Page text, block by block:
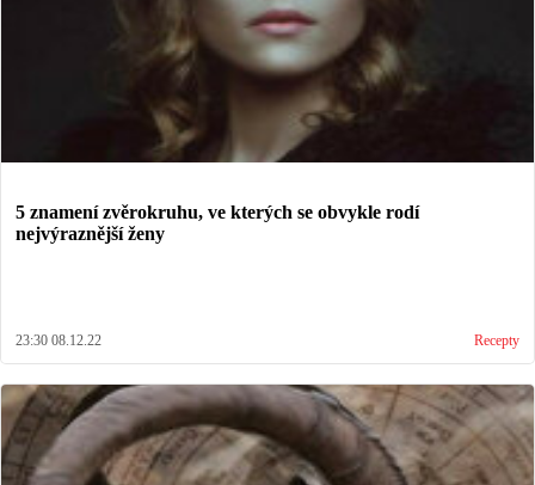
5 znamení zvěrokruhu, ve kterých se obvykle rodí
nejvýraznější ženy
23:30 08.12.22 Recepty